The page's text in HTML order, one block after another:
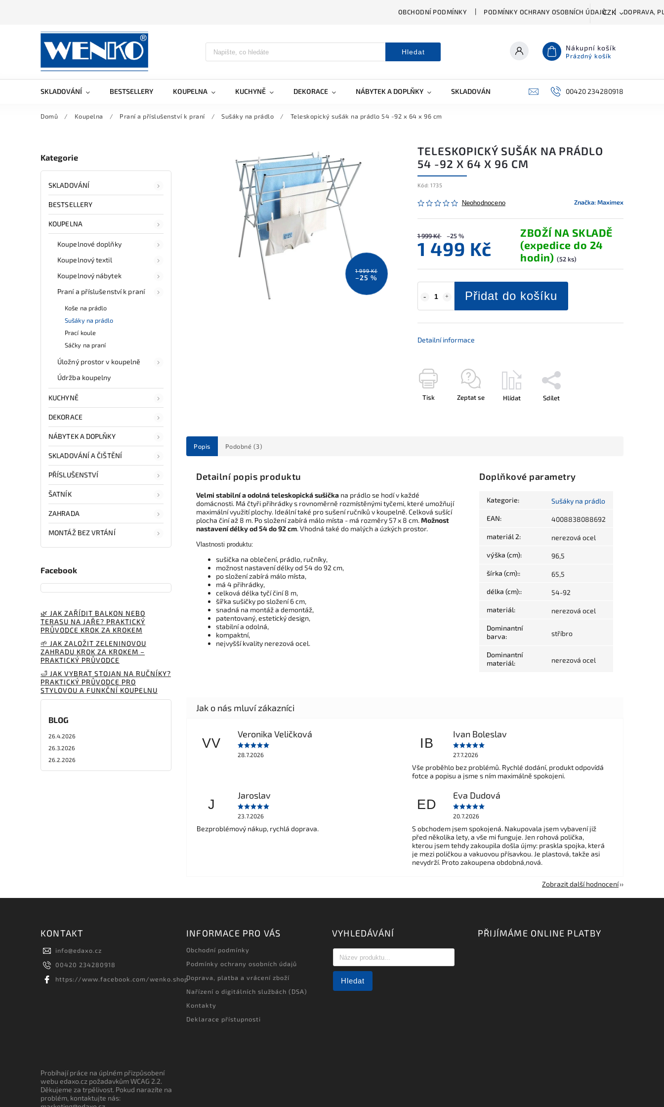
OBCHODNÍ PODMÍNKY PODMÍNKY OCHRANY OSOBNÍCH ÚDAJŮ DOPRAVA,
CZK
Hledat Nákupní košík
Prázdný košík
SKLADOVÁNÍ BESTSELLERY KOUPELNA KUCHYNĚ DEKORACE NÁBYTEK A DOPLŇKY SKLADOVÁNÍ A ČIŠTĚNÍ PŘÍSLUŠENSTVÍ
00420 234280918
Domů / Koupelna / Praní a příslušenství k praní / Sušáky na prádlo / Teleskopický sušák na prádlo 54 -92 x 64 x 96 cm
Kategorie
SKLADOVÁNÍ
BESTSELLERY
KOUPELNA
Koupelnové doplňky
Koupelnový textil
Koupelnový nábytek
Praní a příslušenství k praní
Koše na prádlo
Sušáky na prádlo
Prací koule
Sáčky na praní
Úložný prostor v koupelně
Údržba koupelny
KUCHYNĚ
DEKORACE
NÁBYTEK A DOPLŇKY
SKLADOVÁNÍ A ČIŠTĚNÍ
PŘÍSLUŠENSTVÍ
ŠATNÍK
ZAHRADA
MONTÁŽ BEZ VRTÁNÍ
Facebook
🌿 JAK ZAŘÍDIT BALKON NEBO
TERASU NA JAŘE? PRAKTICKÝ
PRŮVODCE KROK ZA KROKEM
🌱 JAK ZALOŽIT ZELENINOVOU
ZAHRADU KROK ZA KROKEM –
PRAKTICKÝ PRŮVODCE
🛁 JAK VYBRAT STOJAN NA RUČNÍKY?
PRAKTICKÝ PRŮVODCE PRO
STYLOVOU A FUNKČNÍ KOUPELNU
BLOG
26.4.2026
26.3.2026
26.2.2026
1 999 Kč
–25 %
TELESKOPICKÝ SUŠÁK NA PRÁDLO
54 -92 X 64 X 96 CM
Kód: 1735
Neohodnoceno Značka:Maximex
1 999 Kč –25 %
1 499 Kč
ZBOŽÍ NA SKLADĚ
(expedice do 24
hodin) (52 ks)
Přidat do košíku
Detailní informace
Tisk Zeptat se Hlídat Sdílet
Popis Podobné (3)
Detailní popis produktu
Velmi stabilní a odolná teleskopická sušička na prádlo se hodí v každé
domácnosti. Má čtyři přihrádky s rovnoměrně rozmístěnými tyčemi, které umožňují
maximální využití plochy. Ideální také pro sušení ručníků v koupelně. Celková sušící
plocha činí až 8 m. Po složení zabírá málo místa - má rozměry 57 x 8 cm.Možnost
nastavení délky od 54 do 92 cm. Vhodná také do malých a úzkých prostor.
Vlastnosti produktu:
sušička na oblečení, prádlo, ručníky,
možnost nastavení délky od 54 do 92 cm,
po složení zabírá málo místa,
má 4 přihrádky,
celková délka tyčí činí 8 m,
šířka sušičky po složení 6 cm,
snadná na montáž a demontáž,
patentovaný, estetický design,
stabilní a odolná,
kompaktní,
nejvyšší kvality nerezová ocel.
Doplňkové parametry
Kategorie: Sušáky na prádlo
EAN: 4008838088692
materiál 2: nerezová ocel
výška (cm): 96,5
šírka (cm):: 65,5
délka (cm):: 54-92
materiál: nerezová ocel
Dominantní
barva: stříbro
Dominantní
materiál: nerezová ocel
VV
Veronika Veličková
28.7.2026
IB
Ivan Boleslav
27.7.2026
Vše proběhlo bez problémů. Rychlé dodání, produkt odpovídá
fotce a popisu a jsme s ním maximálně spokojeni.
J
Jaroslav
23.7.2026
Bezproblémový nákup, rychlá doprava.
ED
Eva Dudová
20.7.2026
S obchodem jsem spokojená. Nakupovala jsem vybavení již
před několika lety, a vše mi funguje. Jen rohová polička,
kterou jsem tehdy zakoupila došla újmy: praskla spojka, která
je mezi poličkou a vakuovou přísavkou. Je plastová, takže asi
nevydrží. Proto zakoupena obdobná,nová.
Zobrazit další hodnocení
KONTAKT
info@edaxo.cz
00420 234280918
https://www.facebook.com/wenko.shop
INFORMACE PRO VÁS
Obchodní podmínky
Podmínky ochrany osobních údajů
Doprava, platba a vrácení zboží
Nařízení o digitálních službách (DSA)
Kontakty
Deklarace přístupnosti
VYHLEDÁVÁNÍ
Hledat
PŘIJÍMÁME ONLINE PLATBY
Probíhají práce na úplném přizpůsobení
webu edaxo.cz požadavkům WCAG 2.2.
Děkujeme za trpělivost. Pokud narazíte na
problém, kontaktujte nás: